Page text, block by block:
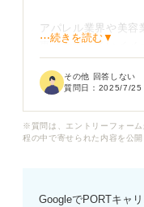
アパレル業界や美容
事は女性が多いイ
外で、個性を活かし
男性でもおしゃれが
⋯続きを読む▼
その他 回答しない
質問日： 2025/7/25
※質問は、エントリーフォー
程の中で寄せられた内容を公
GoogleでPORTキャ